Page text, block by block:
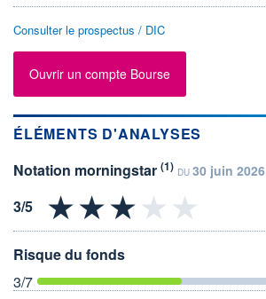
Consulter le prospectus / DIC
Ouvrir un compte Bourse
ÉLÉMENTS D'ANALYSES
Notation morningstar (1) DU 30 juin 2026
Risque du fonds
3/7